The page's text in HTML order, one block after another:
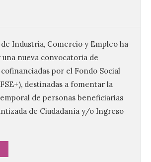
Industria, Comercio y Empleo ha
nueva convocatoria de
por el Fondo Social
destinadas a fomentar la
de personas beneficiarias
de Ciudadanía y/o Ingreso